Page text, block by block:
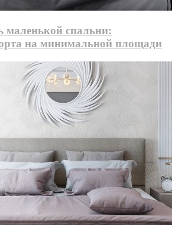
маленькой спальни:
на минимальной площади